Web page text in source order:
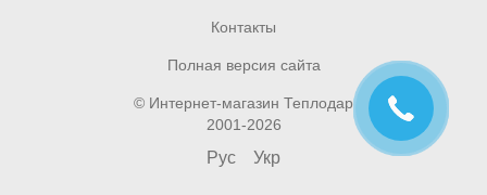
Контакты
Полная версия сайта
© Интернет-магазин Теплодар
2001-2026
Рус Укр